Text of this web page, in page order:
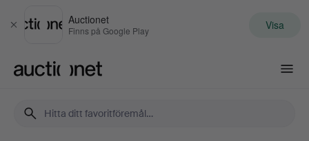
Stäng
Auctionet
Finns på Google Play Visa